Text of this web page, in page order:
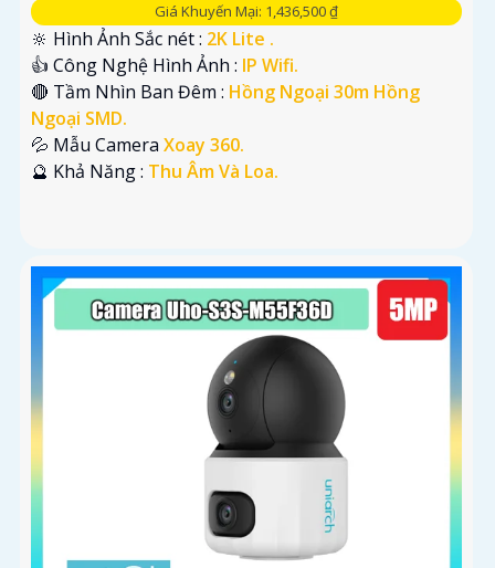
Giá Khuyến Mại: 1,436,500 ₫
🔆 Hình Ảnh Sắc nét : 2K Lite .
👍 Công Nghệ Hình Ảnh : IP Wifi.
🔴 Tầm Nhìn Ban Đêm : Hồng Ngoại 30m Hồng
Ngoại SMD.
💦 Mẫu Camera Xoay 360.
️🔮 Khả Năng : Thu Âm Và Loa.